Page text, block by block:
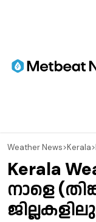
⁠Weather News>Kerala>
Kerala
നാളെ